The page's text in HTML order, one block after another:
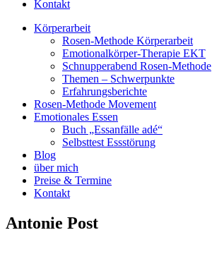
Kontakt
Körperarbeit
Rosen-Methode Körperarbeit
Emotionalkörper-Therapie EKT
Schnupperabend Rosen-Methode
Themen – Schwerpunkte
Erfahrungsberichte
Rosen-Methode Movement
Emotionales Essen
Buch „Essanfälle adé“
Selbsttest Essstörung
Blog
über mich
Preise & Termine
Kontakt
Antonie Post